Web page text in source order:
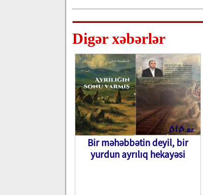
Digər xəbərlər
Bir məhəbbətin deyil, bir
yurdun ayrılıq hekayəsi